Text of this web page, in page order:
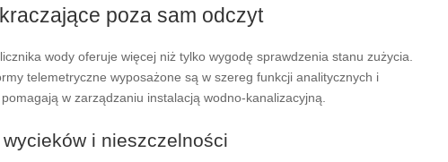
poza sam odczyt
wody oferuje więcej niż tylko wygodę sprawdzenia stanu zużycia.
telemetryczne wyposażone są w szereg funkcji analitycznych i
w zarządzaniu instalacją wodno-kanalizacyjną.
i nieszczelności